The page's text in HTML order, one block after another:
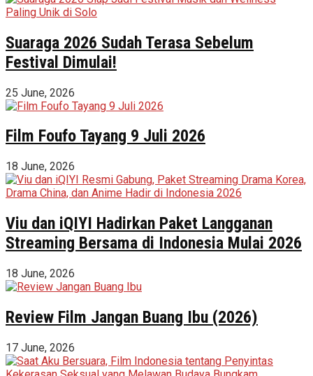
Suaraga 2026 Sudah Terasa Sebelum
Festival Dimulai!
25 June, 2026
Film Foufo Tayang 9 Juli 2026
18 June, 2026
Viu dan iQIYI Hadirkan Paket Langganan
Streaming Bersama di Indonesia Mulai 2026
18 June, 2026
Review Film Jangan Buang Ibu (2026)
17 June, 2026